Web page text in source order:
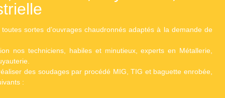
sortes d’ouvrages chaudronnés adaptés à la demande de
nos techniciens, habiles et minutieux, experts en Métallerie,
des soudages par procédé MIG, TIG et baguette enrobée,
: